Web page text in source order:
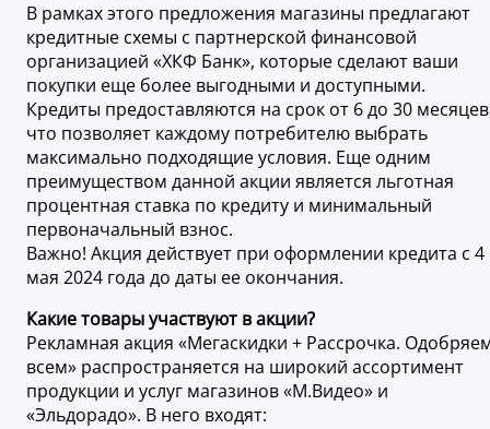
В рамках этого предложения магазины предлагают
кредитные схемы с партнерской финансовой
организацией «ХКФ Банк», которые сделают ваши
покупки еще более выгодными и доступными.
Кредиты предоставляются на срок от 6 до 30
что позволяет каждому потребителю выбрать
максимально подходящие условия. Еще одним
преимуществом данной акции является льготная
процентная ставка по кредиту и минимальный
первоначальный взнос.
Важно! Акция действует при оформлении кредита с 4
мая 2024 года до даты ее окончания.
Какие товары участвуют в акции?
Рекламная акция «Мегаскидки + Рассрочка.
всем» распространяется на широкий ассортимент
продукции и услуг магазинов «М.Видео» и
«Эльдорадо». В него входят: